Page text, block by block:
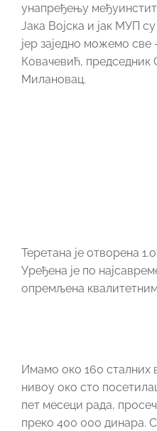
унапређењу
Јака Војска и јак МУП
јер заједно можемо све
Ковачевић,
Милановац.
Теретана је отворена
Уређена је по
опремљена
Имамо око 160 сталних
нивоу око сто
пет месеци рада,
преко 400 000 динара.